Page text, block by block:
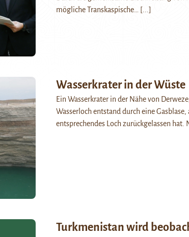
mögliche Transkaspische…
[...]
Wasserkrater in der Wüste
Ein Wasserkrater in der Nähe von
Wasserloch entstand durch eine
entsprechendes Loch zurückgelassen hat.
Turkmenistan wird